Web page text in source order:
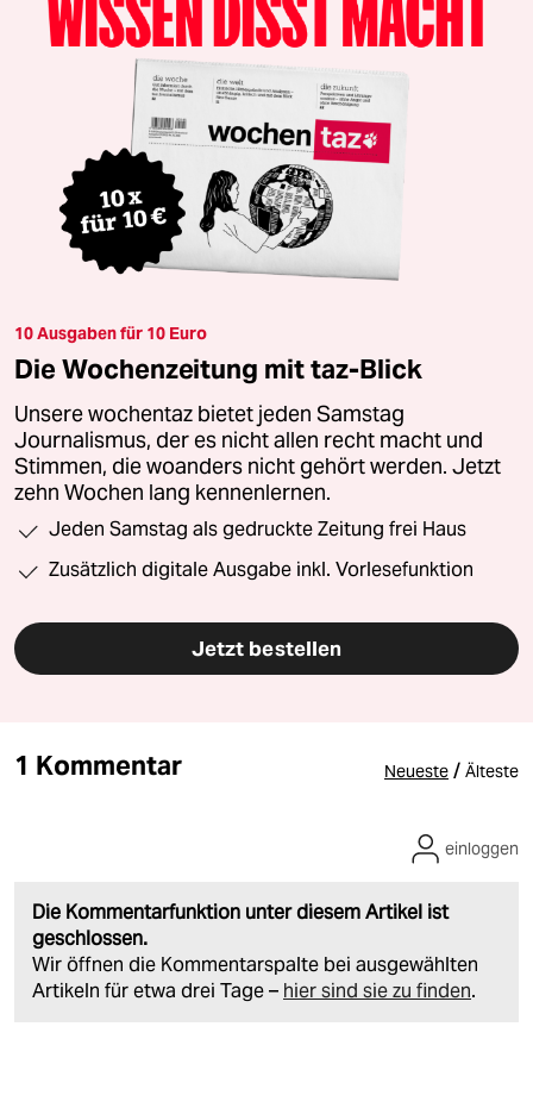
10 Ausgaben für 10 Euro
Die Wochenzeitung mit taz-Blick
Unsere wochentaz bietet jeden Samstag
Journalismus, der es nicht allen recht macht und
Stimmen, die woanders nicht gehört werden. Jetzt
zehn Wochen lang kennenlernen.
Jeden Samstag als gedruckte Zeitung frei Haus
Zusätzlich digitale Ausgabe inkl. Vorlesefunktion
Jetzt bestellen
1 Kommentar Neueste / Älteste
Die Kommentarfunktion unter diesem Artikel ist
geschlossen.
Wir öffnen die Kommentarspalte bei ausgewählten
Artikeln für etwa drei Tage – hier sind sie zu finden.
einloggen